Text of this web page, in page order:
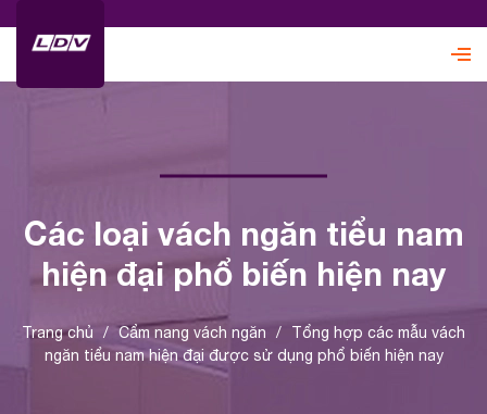
Các loại vách ngăn tiểu nam
hiện đại phổ biến hiện nay
Trang chủ / Cẩm nang vách ngăn /
Tổng hợp các mẫu vách
ngăn tiểu nam hiện đại được sử dụng phổ biến hiện nay